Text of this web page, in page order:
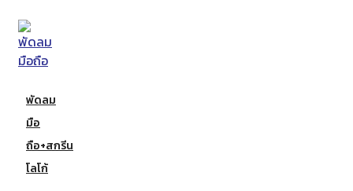
พัดลม
มือ
ถือ+สกรีน
โลโก้